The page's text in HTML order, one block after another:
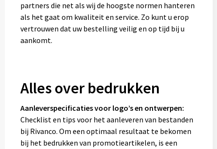
partners die net als wij de hoogste normen hanteren
als het gaat om kwaliteit en service. Zo kunt u erop
vertrouwen dat uw bestelling veilig en op tijd bij u
aankomt.
Alles over bedrukken
Aanleverspecificaties voor logo’s en ontwerpen:
Checklist en tips voor het aanleveren van bestanden
bij Rivanco. Om een optimaal resultaat te bekomen
bij het bedrukken van promotieartikelen, is een